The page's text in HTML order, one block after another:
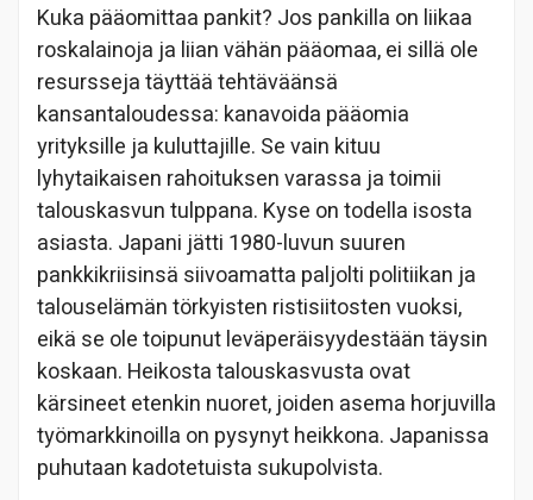
Kuka pääomittaa pankit? Jos pankilla on liikaa
roskalainoja ja liian vähän pääomaa, ei sillä ole
resursseja täyttää tehtäväänsä
kansantaloudessa: kanavoida pääomia
yrityksille ja kuluttajille. Se vain kituu
lyhytaikaisen rahoituksen varassa ja toimii
talouskasvun tulppana. Kyse on todella isosta
asiasta. Japani jätti 1980-luvun suuren
pankkikriisinsä siivoamatta paljolti politiikan ja
talouselämän törkyisten ristisiitosten vuoksi,
eikä se ole toipunut leväperäisyydestään täysin
koskaan. Heikosta talouskasvusta ovat
kärsineet etenkin nuoret, joiden asema horjuvilla
työmarkkinoilla on pysynyt heikkona. Japanissa
puhutaan kadotetuista sukupolvista.